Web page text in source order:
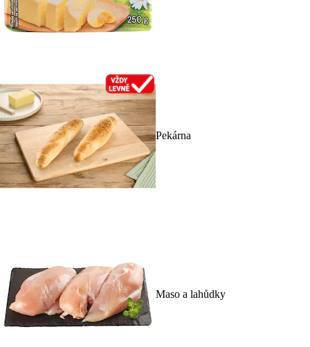
Pekárna
Maso a lahůdky